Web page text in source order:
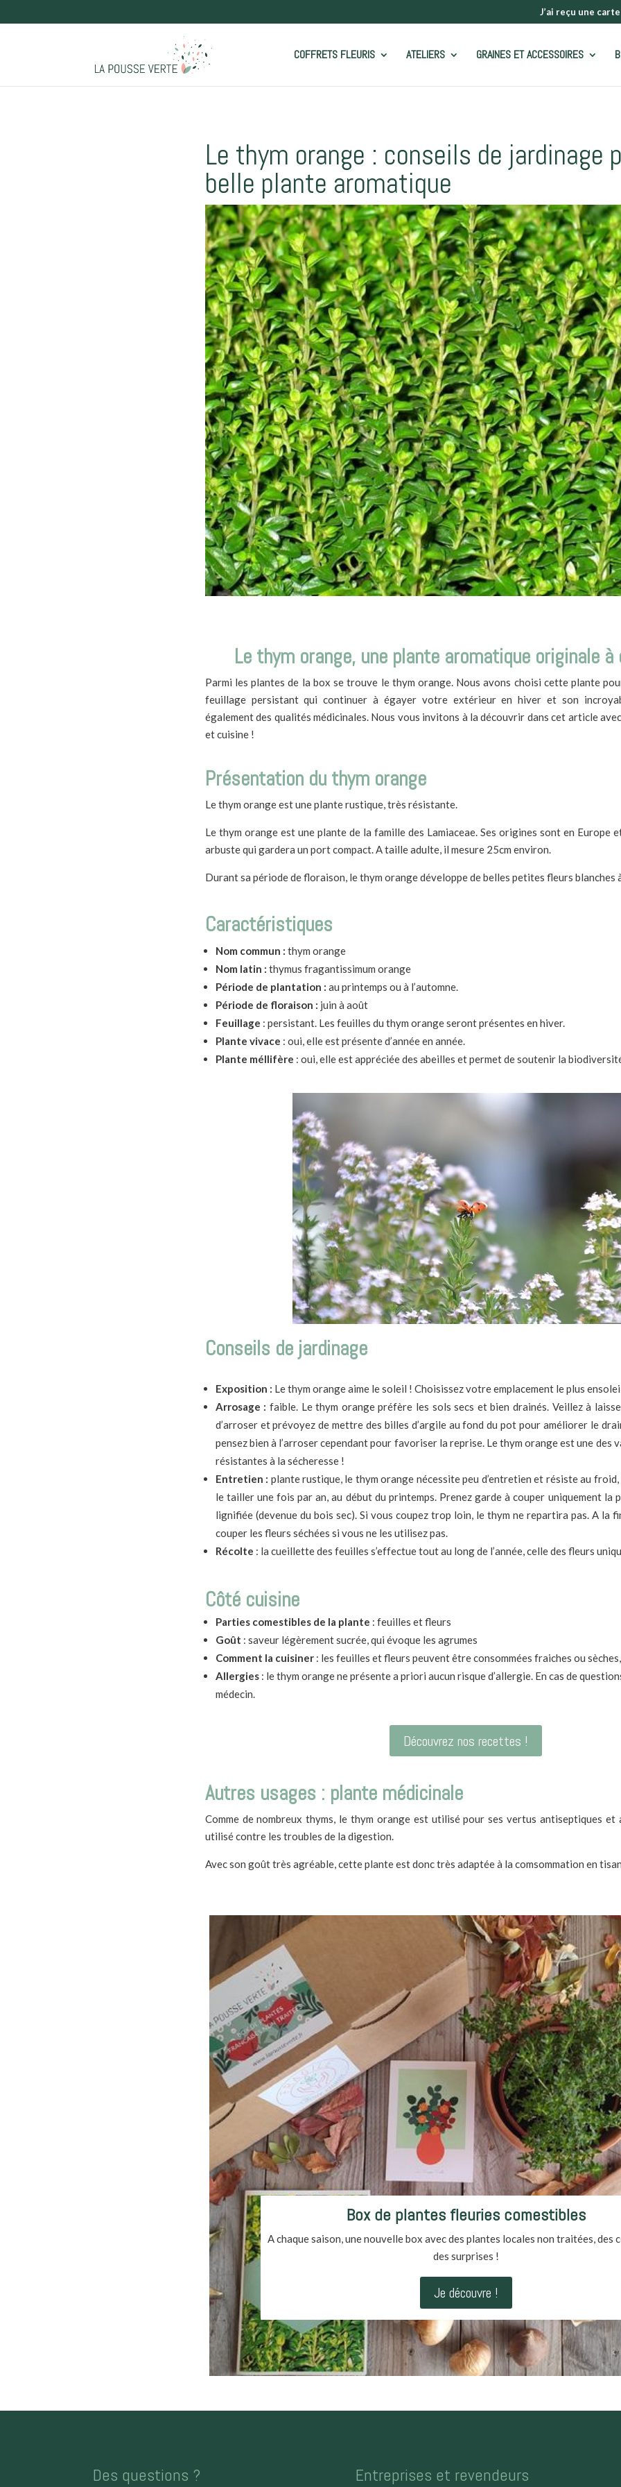
J’ai reçu une
COFFRETS FLEURIS ATELIERS GRAINES ET ACCESSOIRES
Le thym orange : conseils de jardinage
belle plante aromatique
Le thym orange, une plante aromatique originale à
Parmi les plantes de la box se trouve le thym orange. Nous avons choisi cette plante
feuillage persistant qui continuer à égayer votre extérieur en hiver et son
également des qualités médicinales. Nous vous invitons à la découvrir dans cet article
et cuisine !
Présentation du thym orange
Le thym orange est une plante rustique, très résistante.
Le thym orange est une plante de la famille des Lamiaceae. Ses origines sont en Europe
arbuste qui gardera un port compact. A taille adulte, il mesure 25cm environ.
Durant sa période de floraison, le thym orange développe de belles petites fleurs blanches
Caractéristiques
Nom commun : thym orange
Nom latin : thymus fragantissimum orange
Période de plantation : au printemps ou à l’automne.
Période de floraison : juin à août
Feuillage : persistant. Les feuilles du thym orange seront présentes en hiver.
Plante vivace : oui, elle est présente d’année en année.
Plante méllifère : oui, elle est appréciée des abeilles et permet de soutenir la
Conseils de jardinage
Exposition : Le thym orange aime le soleil ! Choisissez votre emplacement le plus
Arrosage : faible. Le thym orange préfère les sols secs et bien drainés. Veillez à
d’arroser et prévoyez de mettre des billes d’argile au fond du pot pour améliorer le
pensez bien à l’arroser cependant pour favoriser la reprise. Le thym orange est une des
résistantes à la sécheresse !
Entretien : plante rustique, le thym orange nécessite peu d’entretien et résiste au froid,
le tailler une fois par an, au début du printemps. Prenez garde à couper uniquement la
lignifiée (devenue du bois sec). Si vous coupez trop loin, le thym ne repartira pas. A la
couper les fleurs séchées si vous ne les utilisez pas.
Récolte : la cueillette des feuilles s’effectue tout au long de l’année, celle des fleurs
Côté cuisine
Parties comestibles de la plante : feuilles et fleurs
Goût : saveur légèrement sucrée, qui évoque les agrumes
Comment la cuisiner: les feuilles et fleurs peuvent être consommées fraiches ou
Allergies: le thym orange ne présente a priori aucun risque d’allergie. En cas de
médecin.
Découvrez nos recettes !
Autres usages : plante médicinale
Comme de nombreux thyms, le thym orange est utilisé pour ses vertus antiseptiques
utilisé contre les troubles de la digestion.
Avec son goût très agréable, cette plante est donc très adaptée à la comsommation en
Box de plantes fleuries comestibles
A chaque saison, une nouvelle box avec des plantes locales non traitées, des
des surprises !
Je découvre !
Des questions ? Entreprises et revendeurs